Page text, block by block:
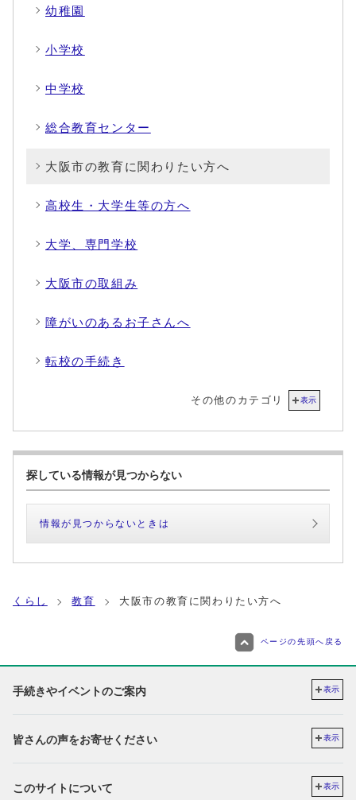
幼稚園
小学校
中学校
総合教育センター
大阪市の教育に関わりたい方へ
高校生・大学生等の方へ
大学、専門学校
大阪市の取組み
障がいのあるお子さんへ
転校の手続き
その他のカテゴリ 表示
探している情報が見つからない
情報が見つからないときは
くらし 教育 大阪市の教育に関わりたい方へ
ページの先頭へ戻る
手続きやイベントのご案内 表示
皆さんの声をお寄せください 表示
このサイトについて 表示